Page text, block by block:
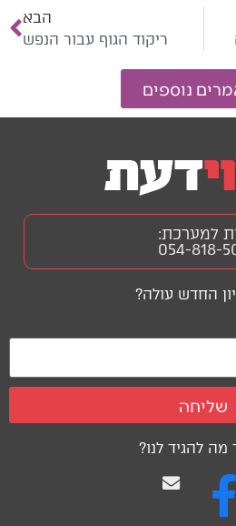
הבא
ריקוד הגוף עבור הנפש
נוספים
מה להגיד לנו?
החדש עולה?
שליחה
למערכת:
054-818-